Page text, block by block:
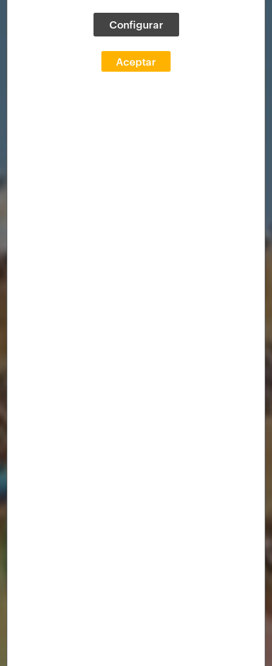
Configurar
Aceptar